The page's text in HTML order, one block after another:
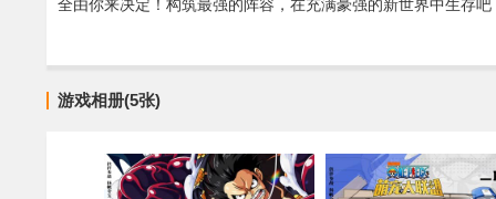
全由你来决定！构筑最强的阵容，在充满豪强的新世界中生存吧
游戏相册(5张)